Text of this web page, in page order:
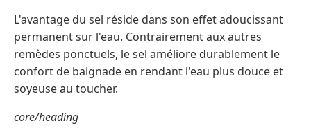
L'avantage du sel réside dans son effet adoucissant
permanent sur l'eau. Contrairement aux autres
remèdes ponctuels, le sel améliore durablement le
confort de baignade en rendant l'eau plus douce et
soyeuse au toucher.
core/heading